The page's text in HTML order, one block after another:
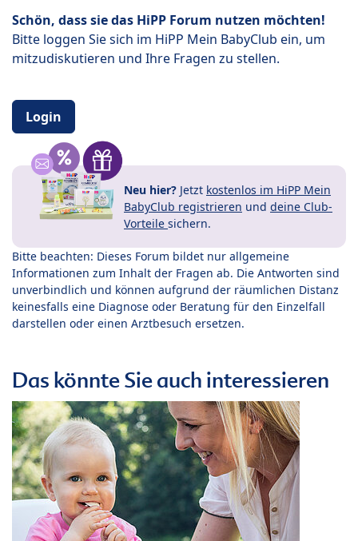
Schön, dass sie das HiPP Forum nutzen möchten!
Bitte loggen Sie sich im HiPP Mein BabyClub ein, um
mitzudiskutieren und Ihre Fragen zu stellen.
Login
Neu hier? Jetzt kostenlos im HiPP Mein
BabyClub registrieren und deine Club-
Vorteile sichern.
Bitte beachten: Dieses Forum bildet nur allgemeine
Informationen zum Inhalt der Fragen ab. Die Antworten sind
unverbindlich und können aufgrund der räumlichen Distanz
keinesfalls eine Diagnose oder Beratung für den Einzelfall
darstellen oder einen Arztbesuch ersetzen.
Das könnte Sie auch interessieren